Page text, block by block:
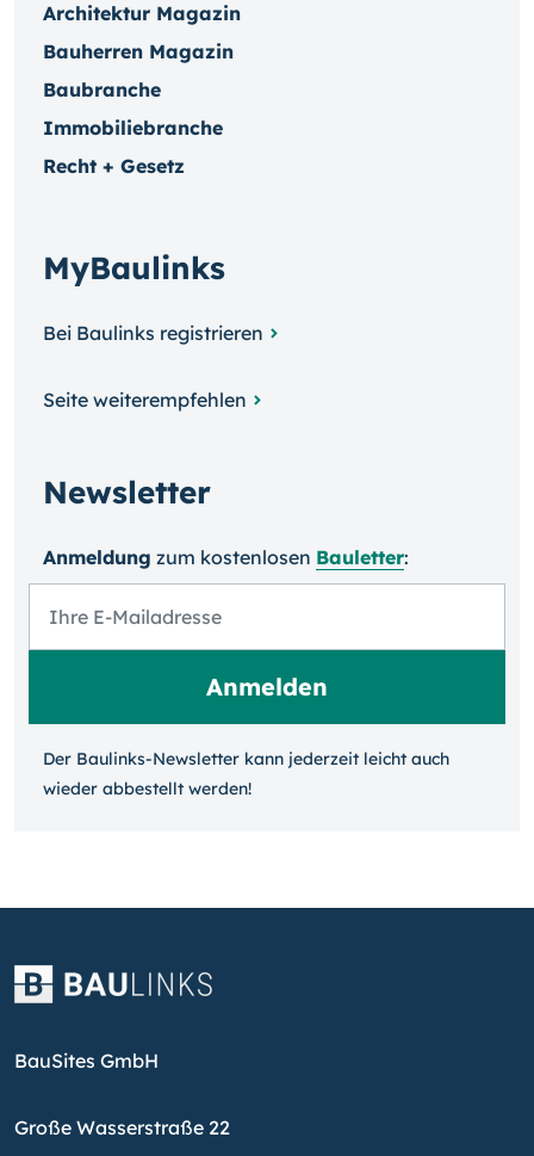
Architektur Magazin
Bauherren Magazin
Baubranche
Immobiliebranche
Recht + Gesetz
MyBaulinks
Bei Baulinks registrieren
Seite weiterempfehlen
Newsletter
Anmeldung zum kosten­losen Bauletter:
Der Baulinks-Newsletter kann jeder­zeit leicht auch
wieder ab­bestellt werden!
BauSites GmbH
Große Wasserstraße 22